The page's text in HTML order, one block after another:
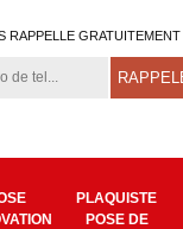
RAPPELLE GRATUITEMENT
PLAQUISTE
POSE DE